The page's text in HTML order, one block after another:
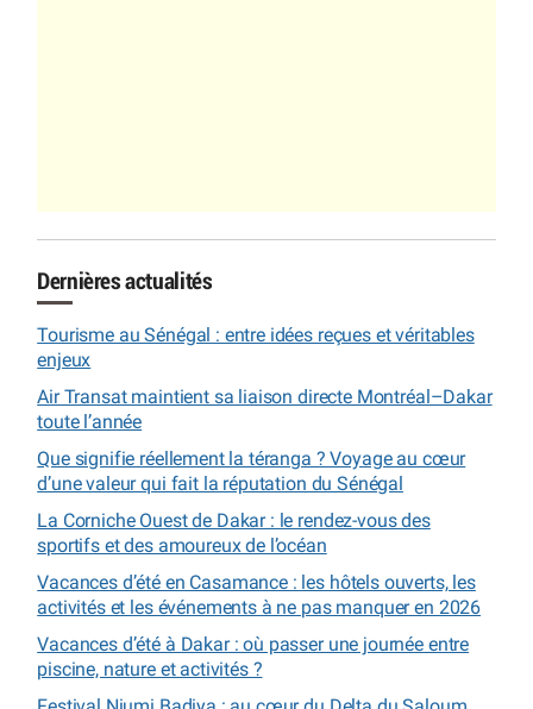
Dernières actualités
Tourisme au Sénégal : entre idées reçues et véritables
enjeux
Air Transat maintient sa liaison directe Montréal–Dakar
toute l’année
Que signifie réellement la téranga ? Voyage au cœur
d’une valeur qui fait la réputation du Sénégal
La Corniche Ouest de Dakar : le rendez-vous des
sportifs et des amoureux de l’océan
Vacances d’été en Casamance : les hôtels ouverts, les
activités et les événements à ne pas manquer en 2026
Vacances d’été à Dakar : où passer une journée entre
piscine, nature et activités ?